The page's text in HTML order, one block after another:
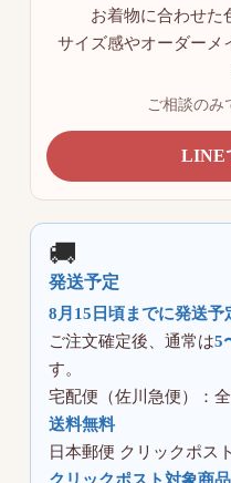
お着物に合わせた
サイズ感やオーダーメ
ご相談のみ
LINE
🚚
発送予定
8月15日頃までに発送予
ご注文確定後、通常は5
す。
宅配便（佐川急便）：
送料無料
日本郵便 クリックポス